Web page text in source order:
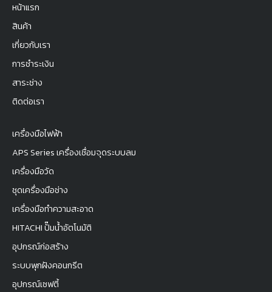
หน้าแรก
สินค้า
เกี่ยวกับเรา
การชำระเงิน
สาระช่าง
ติดต่อเรา
เครื่องมือไฟฟ้า
APS Series เครื่องเชื่อมจุดระบบลม
เครื่องมือวัด
ชุดเครื่องมือช่าง
เครื่องมือทำความสะอาด
HITACHI ปั๊มน้ำอัตโนมัติ
อุปกรณ์ก่อสร้าง
ระบบพุกฝังคอนกรีต
อุปกรณ์เซฟตี้